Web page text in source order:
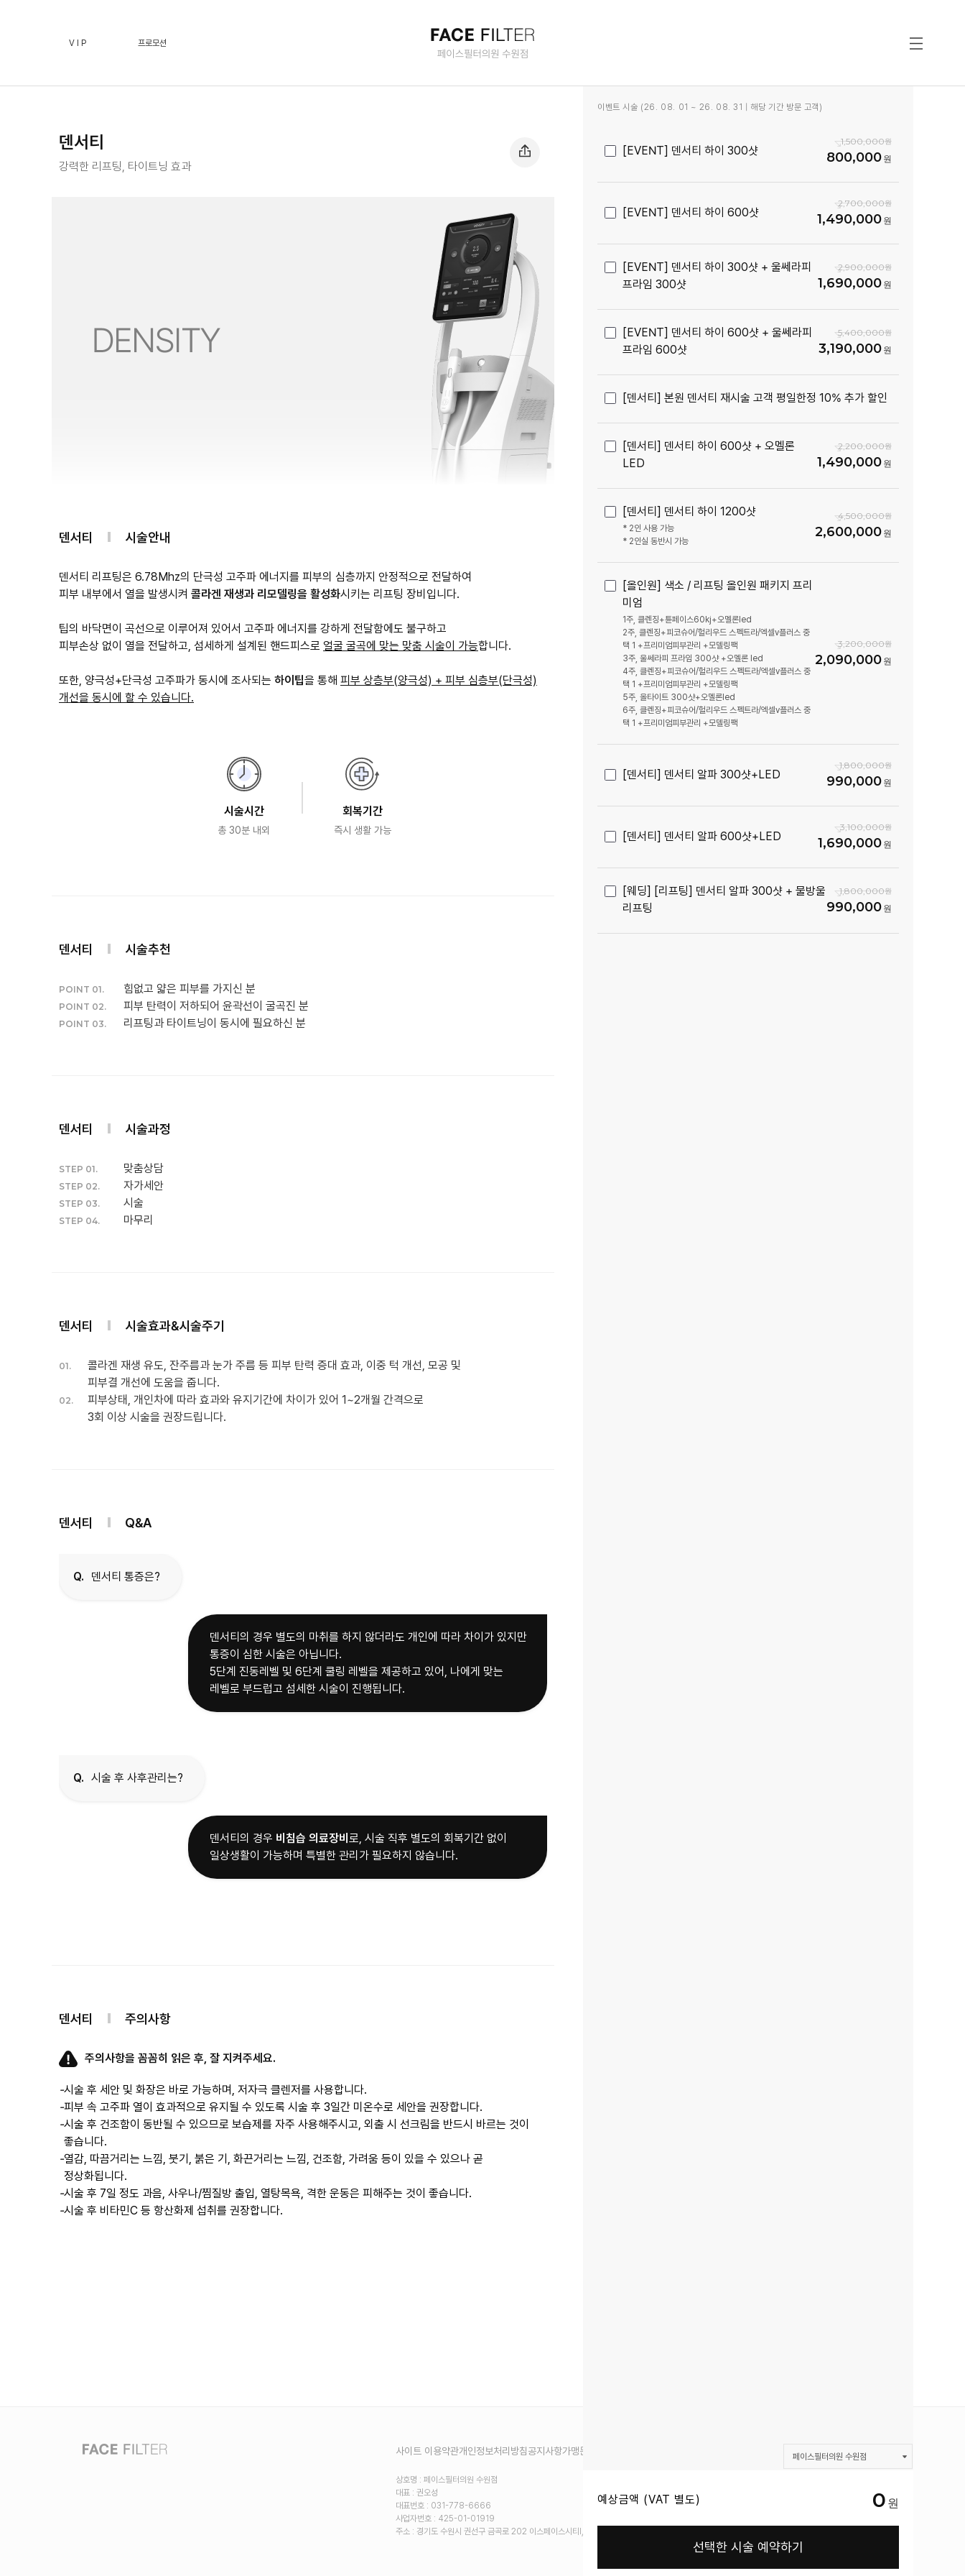
V I P 프로모션
덴서티
강력한 리프팅, 타이트닝 효과
덴서티 시술안내
덴서티 리프팅은 6.78Mhz의 단극성 고주파 에너지를 피부의 심층까지 안정적으로 전달하여
피부 내부에서 열을 발생시켜 콜라겐 재생과 리모델링을 활성화시키는 리프팅 장비입니다.
팁의 바닥면이 곡선으로 이루어져 있어서 고주파 에너지를 강하게 전달함에도 불구하고
피부손상 없이 열을 전달하고, 섬세하게 설계된 핸드피스로 얼굴 굴곡에 맞는 맞춤 시술이 가능합니다.
또한, 양극성+단극성 고주파가 동시에 조사되는 하이팁을 통해 피부 상층부(양극성) + 피부 심층부(단극성)
개선을 동시에 할 수 있습니다.
시술시간
총 30분 내외
회복기간
즉시 생활 가능
덴서티 시술추천
POINT 01. 힘없고 얇은 피부를 가지신 분
POINT 02. 피부 탄력이 저하되어 윤곽선이 굴곡진 분
POINT 03. 리프팅과 타이트닝이 동시에 필요하신 분
덴서티 시술과정
STEP 01. 맞춤상담
STEP 02. 자가세안
STEP 03. 시술
STEP 04. 마무리
덴서티 시술효과&시술주기
01.
콜라겐 재생 유도, 잔주름과 눈가 주름 등 피부 탄력 증대 효과, 이중 턱 개선, 모공 및
피부결 개선에 도움을 줍니다.
02.
피부상태, 개인차에 따라 효과와 유지기간에 차이가 있어 1~2개월 간격으로
3회 이상 시술을 권장드립니다.
덴서티 Q&A
Q. 덴서티 통증은?
덴서티의 경우 별도의 마취를 하지 않더라도 개인에 따라 차이가 있지만
통증이 심한 시술은 아닙니다.
5단계 진동레벨 및 6단계 쿨링 레벨을 제공하고 있어, 나에게 맞는
레벨로 부드럽고 섬세한 시술이 진행됩니다.
Q. 시술 후 사후관리는?
덴서티의 경우 비침습 의료장비 로, 시술 직후 별도의 회복기간 없이
일상생활이 가능하며 특별한 관리가 필요하지 않습니다.
덴서티 주의사항
주의사항을 꼼꼼히 읽은 후, 잘 지켜주세요.
-시술 후 세안 및 화장은 바로 가능하며, 저자극 클렌저를 사용합니다.
-피부 속 고주파 열이 효과적으로 유지될 수 있도록 시술 후 3일간 미온수로 세안을 권장합니다.
-시술 후 건조함이 동반될 수 있으므로 보습제를 자주 사용해주시고, 외출 시 선크림을 반드시 바르는 것이
좋습니다.
-열감, 따끔거리는 느낌, 붓기, 붉은 기, 화끈거리는 느낌, 건조함, 가려움 등이 있을 수 있으나 곧
정상화됩니다.
-시술 후 7일 정도 과음, 사우나/찜질방 출입, 열탕목욕, 격한 운동은 피해주는 것이 좋습니다.
-시술 후 비타민C 등 항산화제 섭취를 권장합니다.
이벤트 시술 (26. 08. 01 ~ 26. 08. 31 | 해당 기간 방문 고객)
[EVENT] 덴서티 하이 300샷
1,500,000
800,000
[EVENT] 덴서티 하이 600샷
2,700,000
1,490,000
[EVENT] 덴서티 하이 300샷 + 울쎄라피
프라임 300샷
2,900,000
1,690,000
[EVENT] 덴서티 하이 600샷 + 울쎄라피
프라임 600샷
5,400,000
3,190,000
[덴서티] 본원 덴서티 재시술 고객 평일한정 10% 추가 할인
[덴서티] 덴서티 하이 600샷 + 오멜론
LED
2,200,000
1,490,000
[덴서티] 덴서티 하이 1200샷
* 2인 사용 가능
* 2인실 동반시 가능
4,500,000
2,600,000
[올인원] 색소 / 리프팅 올인원 패키지 프리
미엄
1주, 클렌징+튠페이스60kj+오멜론led
2주, 클렌징+피코슈어/헐리우드 스펙트라/엑셀v플러스 중
택 1 +프리미엄피부관리 +모델링팩
3주, 울쎄라피 프라임 300샷 +오멜론 led
4주, 클렌징+피코슈어/헐리우드 스펙트라/엑셀v플러스 중
택 1 +프리미엄피부관리 +모델링팩
5주, 올타이트 300샷+오멜론led
6주, 클렌징+피코슈어/헐리우드 스펙트라/엑셀v플러스 중
택 1 +프리미엄피부관리 +모델링팩
3,200,000
2,090,000
[덴서티] 덴서티 알파 300샷+LED
1,800,000
990,000
[덴서티] 덴서티 알파 600샷+LED
3,100,000
1,690,000
[웨딩] [리프팅] 덴서티 알파 300샷 + 물방울
리프팅
1,800,000
990,000
예상금액 (VAT 별도) 0
선택한 시술 예약하기
사이트 이용약관개인정보처리방침공지사항가맹문의
상호명 : 페이스필터의원 수원점
대표 : 권오성
대표번호 : 031-778-6666
사업자번호 : 425-01-01919
주소 : 경기도 수원시 권선구 금곡로 202 이스페이스시티I, 5층
페이스필터의원 수원점